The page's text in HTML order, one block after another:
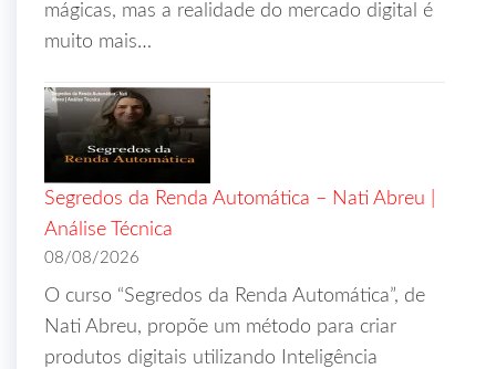
mágicas, mas a realidade do mercado digital é
muito mais…
Segredos da Renda Automática – Nati Abreu |
Análise Técnica
08/08/2026
O curso “Segredos da Renda Automática”, de
Nati Abreu, propõe um método para criar
produtos digitais utilizando Inteligência